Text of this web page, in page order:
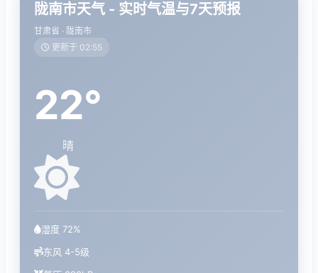
陇南市天气 - 实时气温与7天预报
甘肃省 · 陇南市
更新于 02:55
22°
晴
湿度 72%
东风 4-5级